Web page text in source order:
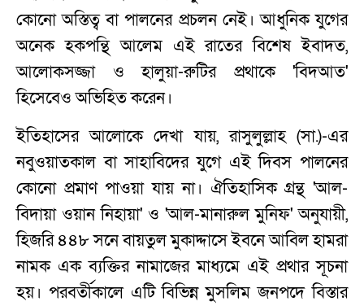
কোনো অস্তিত্ব বা পালনের প্রচলন নেই। আধুনিক যুগের
অনেক হকপন্থি আলেম এই রাতের বিশেষ ইবাদত,
আলোকসজ্জা ও হালুয়া-রুটির প্রথাকে 'বিদআত'
হিসেবেও অভিহিত করেন।
ইতিহাসের আলোকে দেখা যায়, রাসুলুল্লাহ (সা.)-এর
নবুওয়াতকাল বা সাহাবিদের যুগে এই দিবস পালনের
কোনো প্রমাণ পাওয়া যায় না। ঐতিহাসিক গ্রন্থ 'আল-
বিদায়া ওয়ান নিহায়া' ও 'আল-মানারুল মুনিফ' অনুযায়ী,
হিজরি ৪৪৮ সনে বায়তুল মুকাদ্দাসে ইবনে আবিল হামরা
নামক এক ব্যক্তির নামাজের মাধ্যমে এই প্রথার সূচনা
হয়। পরবর্তীকালে এটি বিভিন্ন মুসলিম জনপদে বিস্তার